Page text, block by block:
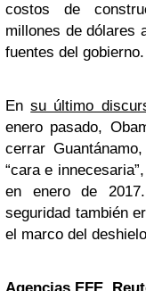
costos de
millones de dólares
fuentes del gobierno.
Ensu último
enero pasado,
cerrar
“cara e
en enero de
seguridad también
el marco del